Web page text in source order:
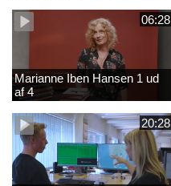
06:28
Marianne Iben Hansen 1 ud
af 4
20:28